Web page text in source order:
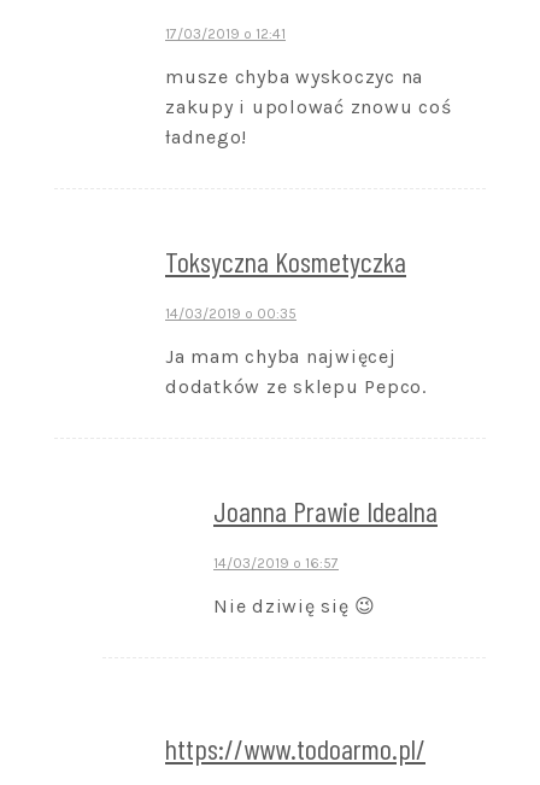
17/03/2019 o 12:41
musze chyba wyskoczyc na
zakupy i upolować znowu coś
ładnego!
Toksyczna Kosmetyczka
14/03/2019 o 00:35
Ja mam chyba najwięcej
dodatków ze sklepu Pepco.
Joanna Prawie Idealna
14/03/2019 o 16:57
Nie dziwię się 😉
https://www.todoarmo.pl/